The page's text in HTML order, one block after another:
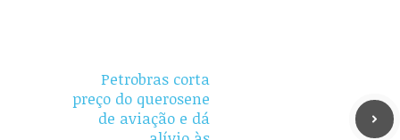
Petrobras corta
preço do querosene
de aviação e dá